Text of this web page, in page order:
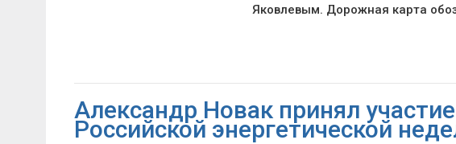
Яковлевым. Дорожная карта
Александр Новак принял
Российской энергетической